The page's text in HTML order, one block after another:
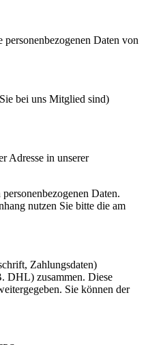
Daten von
bei uns Mitglied sind)
Adresse in unserer
Daten.
nutzen Sie bitte die am
Zahlungsdaten)
DHL) zusammen. Diese
Sie können der